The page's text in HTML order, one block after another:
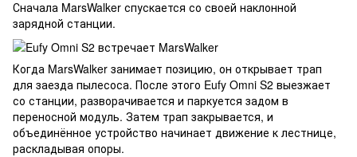
Сначала MarsWalker спускается со своей наклонной
зарядной станции.
Когда MarsWalker занимает позицию, он открывает трап
для заезда пылесоса. После этого Eufy Omni S2 выезжает
со станции, разворачивается и паркуется задом в
переносной модуль. Затем трап закрывается, и
объединённое устройство начинает движение к лестнице,
раскладывая опоры.